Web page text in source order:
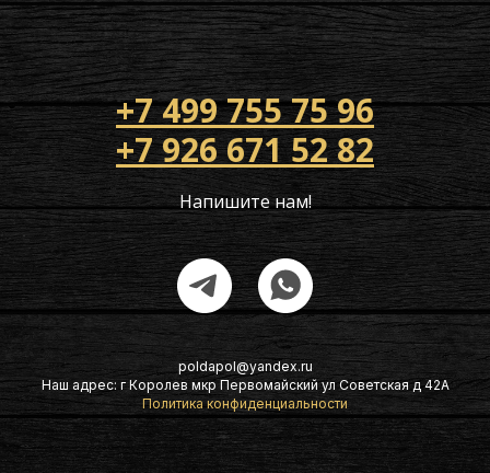
+7 499 755 75 96
+7 926 671 52 82
Напишите нам!
poldapol@yandex.ru
Наш адрес: г Королев мкр Первомайский ул Советская д 42А
Политика конфиденциальности